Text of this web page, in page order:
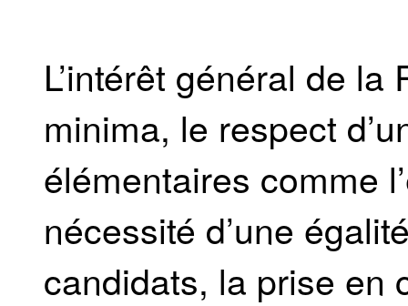
L’intérêt général de
minima, le respect
élémentaires comme
nécessité d’une
candidats, la prise en